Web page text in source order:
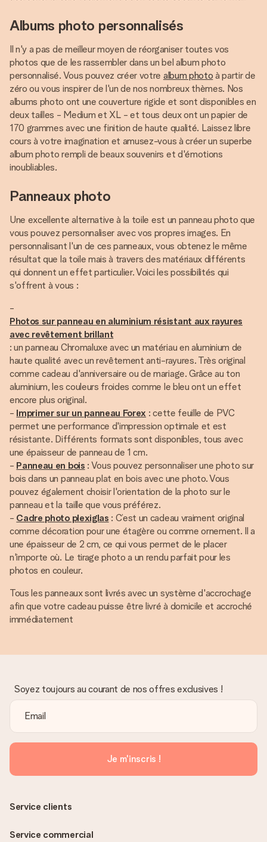
Albums photo personnalisés
Il n'y a pas de meilleur moyen de réorganiser toutes vos
photos que de les rassembler dans un bel album photo
personnalisé. Vous pouvez créer votre album photo à partir de
zéro ou vous inspirer de l'un de nos nombreux thèmes. Nos
albums photo ont une couverture rigide et sont disponibles en
deux tailles - Medium et XL - et tous deux ont un papier de
170 grammes avec une finition de haute qualité. Laissez libre
cours à votre imagination et amusez-vous à créer un superbe
album photo rempli de beaux souvenirs et d'émotions
inoubliables.
Panneaux photo
Une excellente alternative à la toile est un panneau photo que
vous pouvez personnaliser avec vos propres images. En
personnalisant l'un de ces panneaux, vous obtenez le même
résultat que la toile mais à travers des matériaux différents
qui donnent un effet particulier. Voici les possibilités qui
s'offrent à vous :
-
Photos sur panneau en aluminium résistant aux rayures
avec revêtement brillant
: un panneau Chromaluxe avec un matériau en aluminium de
haute qualité avec un revêtement anti-rayures. Très original
comme cadeau d'anniversaire ou de mariage. Grâce au ton
aluminium, les couleurs froides comme le bleu ont un effet
encore plus original.
- Imprimer sur un panneau Forex : cette feuille de PVC
permet une performance d'impression optimale et est
résistante. Différents formats sont disponibles, tous avec
une épaisseur de panneau de 1 cm.
- Panneau en bois : Vous pouvez personnaliser une photo sur
bois dans un panneau plat en bois avec une photo. Vous
pouvez également choisir l'orientation de la photo sur le
panneau et la taille que vous préférez.
- Cadre photo plexiglas : C’est un cadeau vraiment original
comme décoration pour une étagère ou comme ornement. Il a
une épaisseur de 2 cm, ce qui vous permet de le placer
n'importe où. Le tirage photo a un rendu parfait pour les
photos en couleur.
Tous les panneaux sont livrés avec un système d'accrochage
afin que votre cadeau puisse être livré à domicile et accroché
immédiatement
Soyez toujours au courant de nos offres exclusives !
Je m'inscris !
Service clients
Service commercial